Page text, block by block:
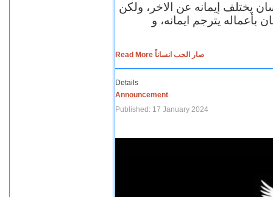
يختلف إيمانه عن الاخر، ولكن
بأعماله يترجم ايمانه، و
Read More صار الحب انساناً
Details
Announcement
Published: 17 January 2024